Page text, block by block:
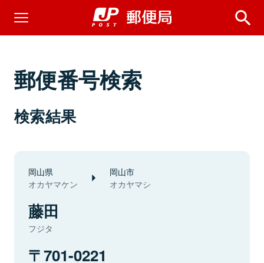
郵便番号検索
検索結果
岡山県
オカヤマケン
岡山市
オカヤマシ
藤田
フジタ
701-0221